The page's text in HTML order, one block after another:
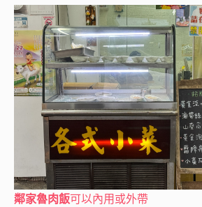
鄰家魯肉飯可以內用或外帶